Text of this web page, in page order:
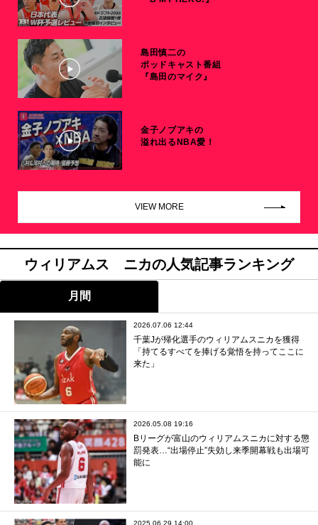
島田慎二の
ポッドキャスト番組
『島田のマイク』
金子ノブアキの
溢れ出るNBA愛！
VIEW MORE
ウィリアムス ニカの人気記事ランキング
月間
2026.07.06 12:44
千葉Jが帰化選手のウィリアムスニカを獲得
「持てるすべてを捧げる覚悟を持ってここに
来た」
2026.05.08 19:16
Bリーグが富山のウィリアムスニカに対する懲
罰発表…“出場停止”失効し来季開幕戦も出場可
能に